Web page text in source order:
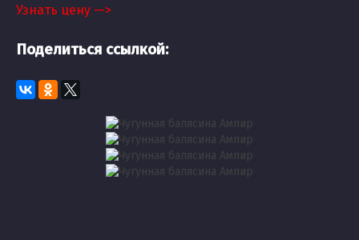
Узнать цену —>
Поделиться ссылкой: